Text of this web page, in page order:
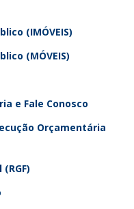
(IMÓVEIS)
(MÓVEIS)
e Fale Conosco
Orçamentária